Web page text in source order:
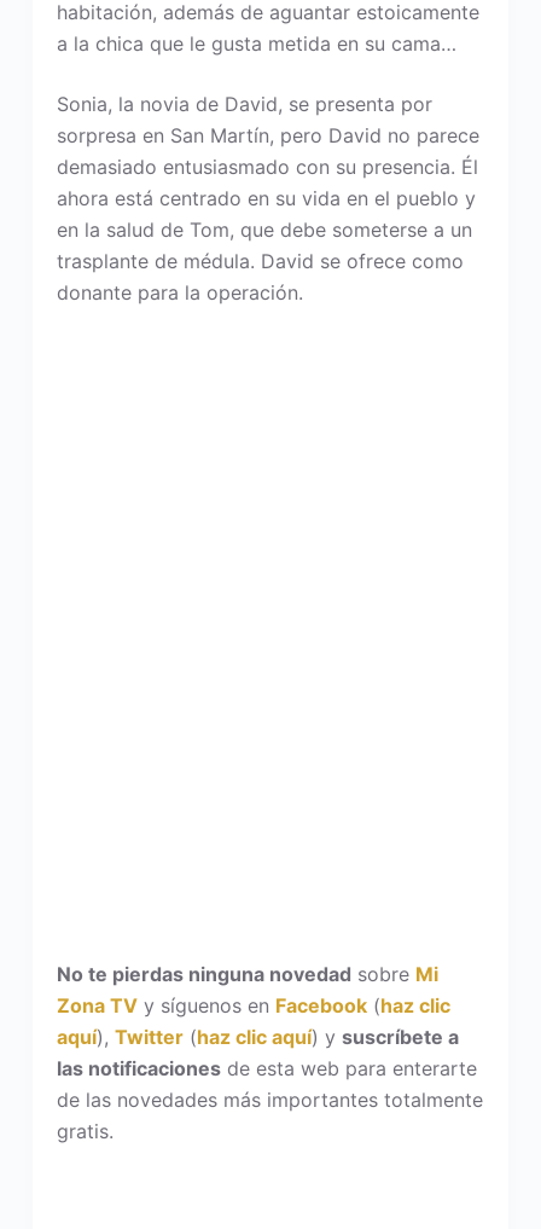
habitación, además de aguantar estoicamente
a la chica que le gusta metida en su cama…
Sonia, la novia de David, se presenta por
sorpresa en San Martín, pero David no parece
demasiado entusiasmado con su presencia. Él
ahora está centrado en su vida en el pueblo y
en la salud de Tom, que debe someterse a un
trasplante de médula. David se ofrece como
donante para la operación.
No te pierdas ninguna novedad sobre Mi
Zona TVy síguenos en Facebook(haz clic
aquí), Twitter(haz clic aquí) y suscríbete a
las notificacionesde esta web para enterarte
de las novedades más importantes totalmente
gratis.